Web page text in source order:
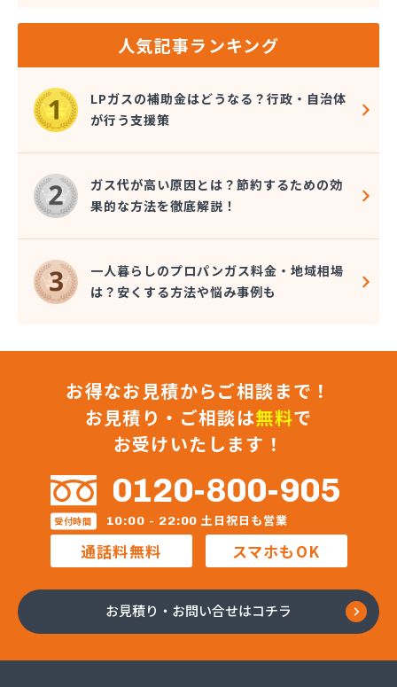
人気記事ランキング
LPガスの補助金はどうなる？行政・自治体
が行う支援策
ガス代が高い原因とは？節約するための効
果的な方法を徹底解説！
一人暮らしのプロパンガス料金・地域相場
は？安くする方法や悩み事例も
お得なお見積からご相談まで！
お見積り・ご相談は無料で
お受けいたします！
0120-800-905
受付時間 10:00 - 22:00 土日祝日も営業
通話料無料 スマホもOK
お見積り・お問い合せはコチラ